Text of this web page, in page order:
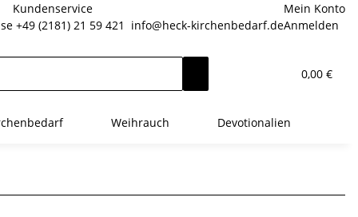
Mein Konto
Anmelden
Kundenservice
+49 (2181) 21 59 421
info@heck-kirchenbedarf.de
0,00 €
Weihrauch Devotionalien